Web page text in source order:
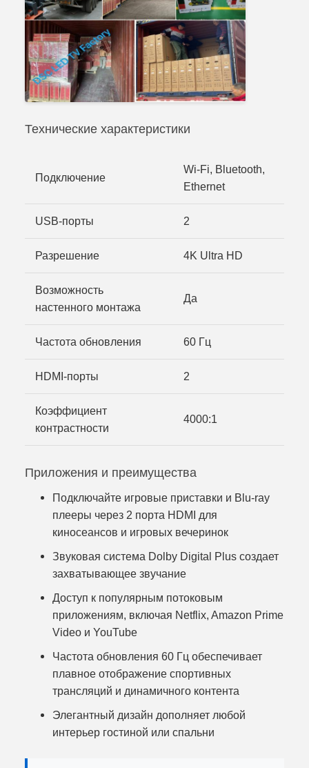
Технические характеристики
Подключение
Wi-Fi, Bluetooth,
Ethernet
USB-порты 2
Разрешение 4K Ultra HD
Возможность
настенного монтажа
Да
Частота обновления 60 Гц
HDMI-порты 2
Коэффициент
контрастности
4000:1
Приложения и преимущества
Подключайте игровые приставки и Blu-ray
плееры через 2 порта HDMI для
киносеансов и игровых вечеринок
Звуковая система Dolby Digital Plus создает
захватывающее звучание
Доступ к популярным потоковым
приложениям, включая Netflix, Amazon Prime
Video и YouTube
Частота обновления 60 Гц обеспечивает
плавное отображение спортивных
трансляций и динамичного контента
Элегантный дизайн дополняет любой
интерьер гостиной или спальни